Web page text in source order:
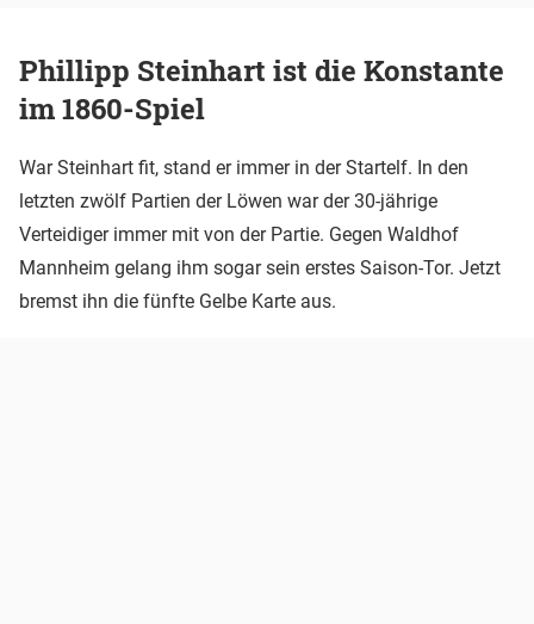
Phillipp Steinhart ist die Konstante
im 1860-Spiel
War Steinhart fit, stand er immer in der Startelf. In den
letzten zwölf Partien der Löwen war der 30-jährige
Verteidiger immer mit von der Partie. Gegen Waldhof
Mannheim gelang ihm sogar sein erstes Saison-Tor. Jetzt
bremst ihn die fünfte Gelbe Karte aus.